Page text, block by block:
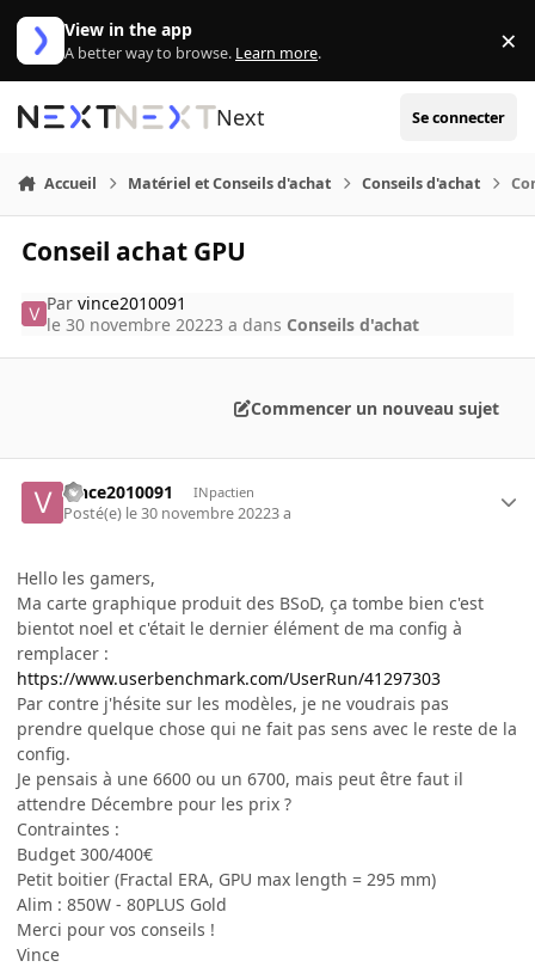
Aller au contenu
View in the app
A better way to browse. Learn more. ×
Next Se connecter
Accueil Matériel et Conseils d'achat Conseils d'achat
Conseil achat GPU
Parvince2010091
le 30 novembre 20223 a dans Conseils d'achat
Commencer un nouveau sujet
vince2010091 INpactien
Posté(e) le 30 novembre 20223 a
Hello les gamers,
Ma carte graphique produit des BSoD, ça tombe bien c'est
bientot noel et c'était le dernier élément de ma config à
remplacer :
https://www.userbenchmark.com/UserRun/41297303
Par contre j'hésite sur les modèles, je ne voudrais pas
prendre quelque chose qui ne fait pas sens avec le reste de la
config.
Je pensais à une 6600 ou un 6700, mais peut être faut il
attendre Décembre pour les prix ?
Contraintes :
Budget 300/400€
Petit boitier (Fractal ERA, GPU max length = 295 mm)
Alim : 850W - 80PLUS Gold
Merci pour vos conseils !
Vince